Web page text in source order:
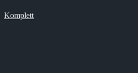
Komplett